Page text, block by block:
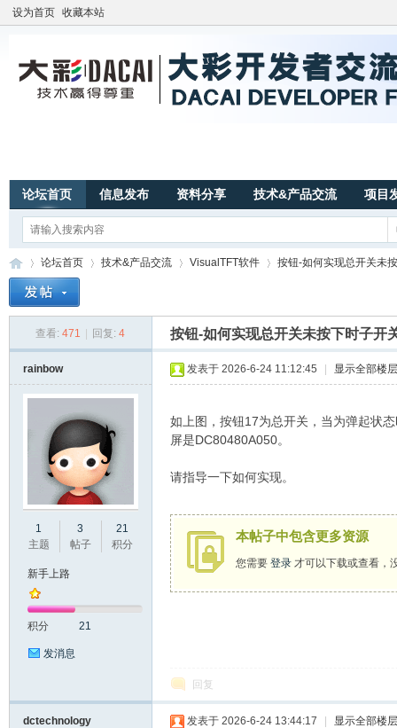
设为首页 收藏本站
论坛首页 信息发布 资料分享 技术&产品交流 项目
论坛首页
›
技术&产品交流
›
VisualTFT软件
›
按钮-如何实现总开关未
查看: 471 回复: 4 按钮-如何实现总开关未按下时子开
rainbow
1
主题
3
帖子
21
积分
新手上路
积分 21
发消息
发表于 2026-6-24 11:12:45 显示全部楼层
如上图，按钮17为总开关，当为弹起状
屏是DC80480A050。
请指导一下如何实现。
本帖子中包含更多资源
您需要 登录才可以下载或查看，
回复
dctechnology 发表于 2026-6-24 13:44:17 显示全部楼层